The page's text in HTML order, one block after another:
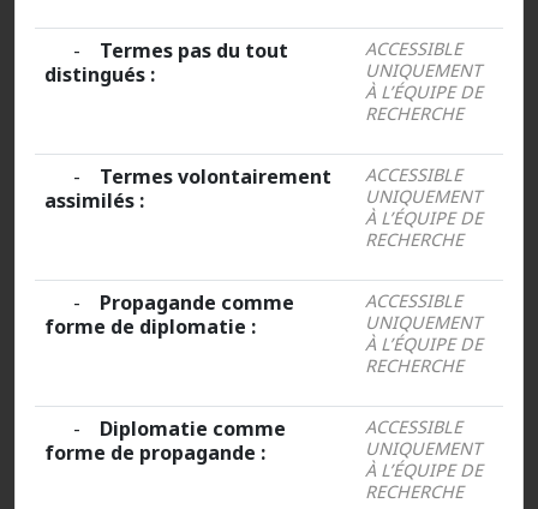
- Termes pas du tout
distingués :
ACCESSIBLE
UNIQUEMENT
À L’ÉQUIPE DE
RECHERCHE
- Termes volontairement
assimilés :
ACCESSIBLE
UNIQUEMENT
À L’ÉQUIPE DE
RECHERCHE
- Propagande comme
forme de diplomatie :
ACCESSIBLE
UNIQUEMENT
À L’ÉQUIPE DE
RECHERCHE
- Diplomatie comme
forme de propagande :
ACCESSIBLE
UNIQUEMENT
À L’ÉQUIPE DE
RECHERCHE